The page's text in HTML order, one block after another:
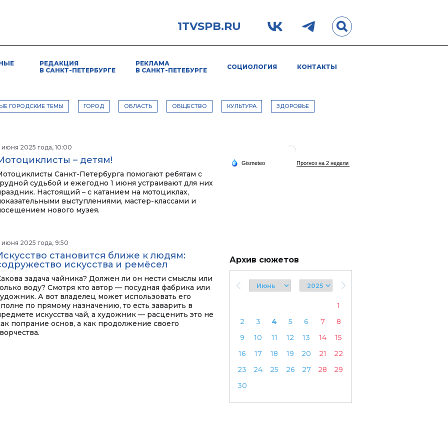
1TVSPB.RU
РЕДАКЦИЯ
В САНКТ-ПЕТЕРБУРГЕ
РЕКЛАМА
В САНКТ-ПЕТЕБУРГЕ
СОЦИОЛОГИЯ КОНТАКТЫ
ГОРОДСКИЕ ТЕМЫ ГОРОД ОБЛАСТЬ ОБЩЕСТВО КУЛЬТУРА ЗДОРОВЬЕ
июня 2025 года, 10:00
– детям!
Санкт-Петербурга помогают ребятам с
судьбой и ежегодно 1 июня устраивают для них
Настоящий – с катанием на мотоциклах,
выступлениями, мастер-классами и
нового музея.
июня 2025 года, 9:50
становится ближе к людям:
искусства и ремёсел
задача чайника? Должен ли он нести смыслы или
воду? Смотря кто автор — посудная фабрика или
А вот владелец может использовать его
по прямому назначению, то есть заварить в
искусства чай, а художник — расценить это не
попрание основ, а как продолжение своего
Архив сюжетов
1
2
3 4 5 6 7
8
9
10 11 12 13 14
15
16
17 18 19 20 21
22
23
24 25 26 27 28
29
30